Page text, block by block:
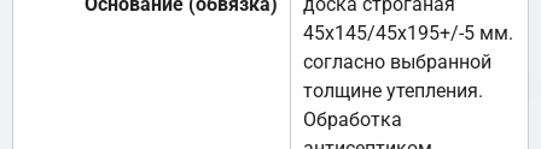
45х145/45х195+/-5 мм.
согласно выбранной
толщине утепления.
Обработка